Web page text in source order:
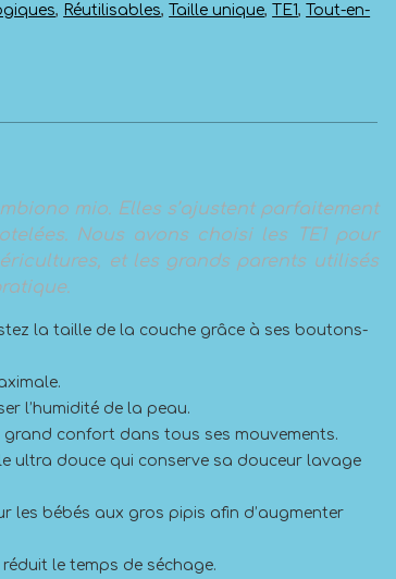
, Réutilisables, Taille unique, TE1,
Tout-en-
mio. Elles s’ajustent parfaitement
Nous avons choisi les TE1 pour
et les grands parents utilisés
la taille de la couche grâce à ses boutons-
l’humidité de la peau.
confort dans tous ses mouvements.
ultra douce qui conserve sa douceur lavage
les bébés aux gros pipis afin d’augmenter
le temps de séchage.